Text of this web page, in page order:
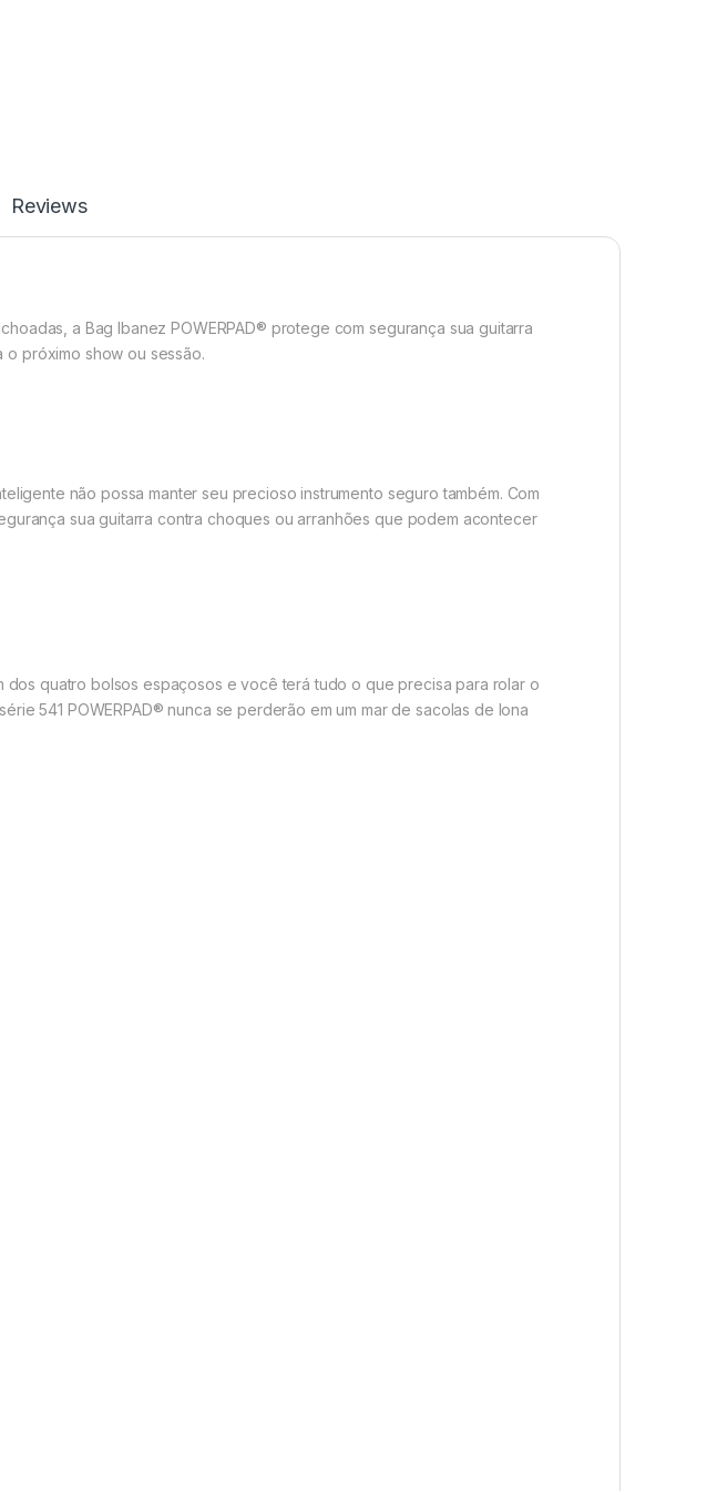
Reviews
a Bag Ibanez POWERPAD® protege com segurança sua guitarra
próximo show ou sessão.
não possa manter seu precioso instrumento seguro também. Com
sua guitarra contra choques ou arranhões que podem acontecer
quatro bolsos espaçosos e você terá tudo o que precisa para rolar o
541 POWERPAD® nunca se perderão em um mar de sacolas de lona